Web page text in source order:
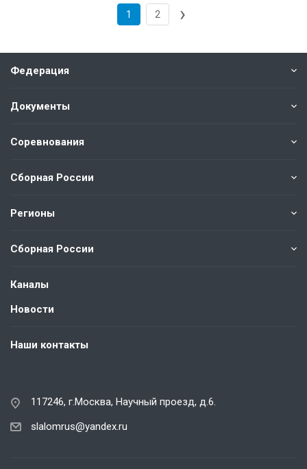
1 2 ›
Федерация
Документы
Соревнования
Сборная России
Регионы
Сборная России
Каналы
Новости
Наши контакты
117246, г.Москва, Научный проезд, д.6.
slalomrus@yandex.ru